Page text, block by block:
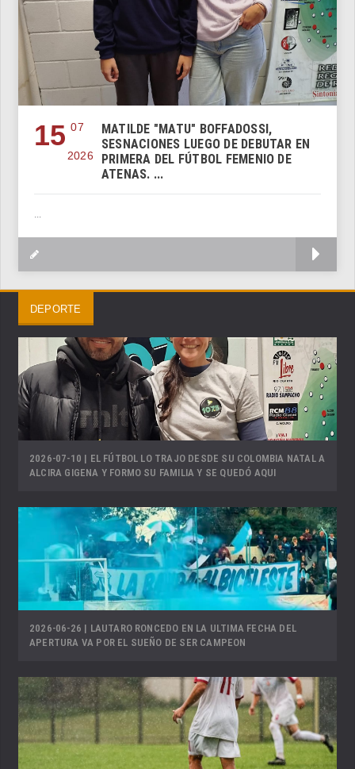
15 07
2026
MATILDE "MATU" BOFFADOSSI,
SESNACIONES LUEGO DE DEBUTAR EN
PRIMERA DEL FÚTBOL FEMENIO DE
ATENAS. ...
...
DEPORTE
2026-07-10 | EL FÚTBOL LO TRAJO DESDE SU COLOMBIA NATAL A
ALCIRA GIGENA Y FORMO SU FAMILIA Y SE QUEDÓ AQUI
2026-06-26 | LAUTARO RONCEDO EN LA ULTIMA FECHA DEL
APERTURA VA POR EL SUEÑO DE SER CAMPEON